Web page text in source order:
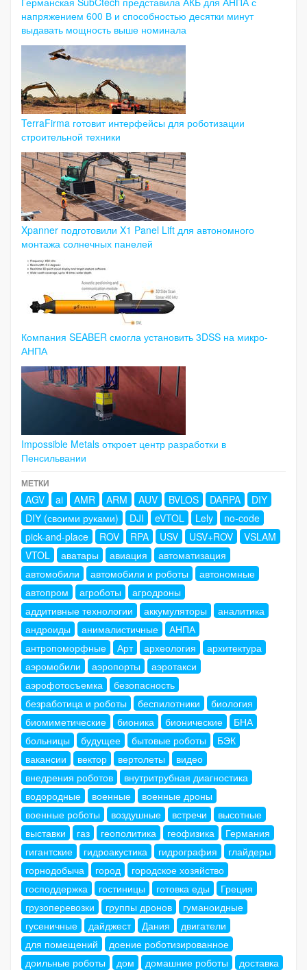
напряжением 600 В и способностью десятки минут
выдавать мощность выше номинала
TerraFirma готовит интерфейсы для роботизации
строительной техники
Xpanner подготовили X1 Panel Lift для автономного
монтажа солнечных панелей
Компания SEABER смогла установить 3DSS на микро-
АНПА
Impossible Metals откроет центр разработки в
Пенсильвании
МЕТКИ
AGV ai AMR ARM AUV BVLOS DARPA
DIY
DIY (своими руками)
DJI eVTOL Lely
no-code
pick-and-place
ROV RPA USV USV+ROV
VSLAM
VTOL
аватары авиация
автоматизация
автомобили
автомобили и роботы
автономные
автопром
агроботы
агродроны
аддитивные технологии
аккумуляторы
аналитика
андроиды
анималистичные
АНПА
антропоморфные
Арт археология
архитектура
аэромобили
аэропорты
аэротакси
аэрофотосъемка
безопасность
безработица и роботы
беспилотники
биология
биомиметические
бионика бионические
БНА
больницы
будущее бытовые роботы
БЭК
вакансии
вектор вертолеты
видео
внедрения роботов
внутритрубная диагностика
водородные
военные
военные дроны
военные роботы
воздушные встречи
высотные
выставки
газ геополитика геофизика
Германия
гигантские
гидроакустика гидрография
глайдеры
горнодобыча
город
городское хозяйство
господдержка
гостиницы готовка еды
Греция
грузоперевозки
группы дронов
гуманоидные
гусеничные
дайджест Дания
двигатели
для помещений
доение роботизированное
доильные роботы
дом домашние роботы
доставка